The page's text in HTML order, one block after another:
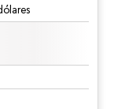
CC BY 4.0.